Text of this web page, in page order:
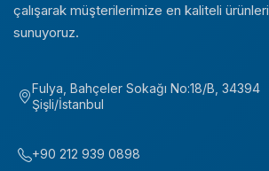
çalışarak müşterilerimize en kaliteli ürünleri
sunuyoruz.
Fulya, Bahçeler Sokağı No:18/B, 34394
Şişli/İstanbul
+90 212 939 0898